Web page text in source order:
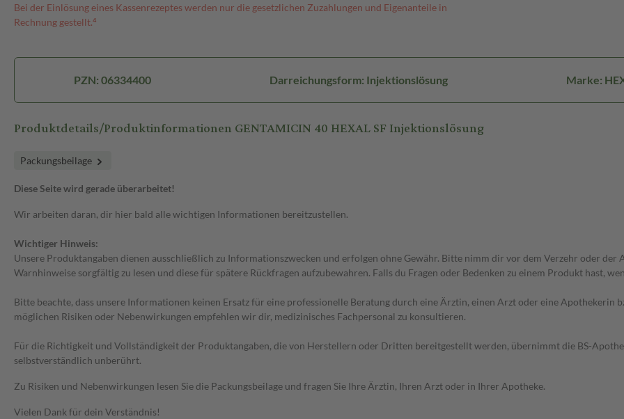
Bei der Einlösung eines Kassenrezeptes werden nur die gesetzlichen Zuzahlungen und Eigenanteile in
Rechnung gestellt.⁴
PZN: 06334400 Darreichungsform: Injektionslösung Marke:
Produktdetails/Produktinformationen GENTAMICIN 40 HEXAL SF Injektionslösung
Packungsbeilage
Diese Seite wird gerade überarbeitet!
Wir arbeiten daran, dir hier bald alle wichtigen Informationen bereitzustellen.
Wichtiger Hinweis:
Unsere Produktangaben dienen ausschließlich zu Informationszwecken und erfolgen ohne Gewähr. Bitte nimm dir vor dem Verzehr oder
Warnhinweise sorgfältig zu lesen und diese für spätere Rückfragen aufzubewahren. Falls du Fragen oder Bedenken zu einem Produkt hast,
Bitte beachte, dass unsere Informationen keinen Ersatz für eine professionelle Beratung durch eine Ärztin, einen Arzt oder eine Apothekerin
möglichen Risiken oder Nebenwirkungen empfehlen wir dir, medizinisches Fachpersonal zu konsultieren.
Für die Richtigkeit und Vollständigkeit der Produktangaben, die von Herstellern oder Dritten bereitgestellt werden, übernimmt die BS-
selbstverständlich unberührt.
Zu Risiken und Nebenwirkungen lesen Sie die Packungsbeilage und fragen Sie Ihre Ärztin, Ihren Arzt oder in Ihrer Apotheke.
Vielen Dank für dein Verständnis!